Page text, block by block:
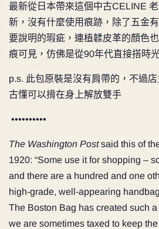
最新從日本帶來這個中古CELINE
新，沒有什麼使用痕跡，除了五金
要說明的瑕疵，連植韖皮革的顏色
痕可見，仿佛是從90年代直接搭時
p.s. 此包原裝是沒有肩帶的，不過
古懂可以揹在身上解放雙手
••••••••••
The Washington Postsaid this of
1920: “Some use it for shopping –
and there are a hundred and one
high-grade, well-appearing
The Boston Bag has created such
we are sometimes taxed to keep